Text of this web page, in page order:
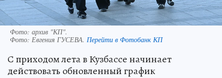
Фото: архив "КП".
Фото: Евгения ГУСЕВА. Перейти в Фотобанк КП
С приходом лета в Кузбассе начинает
действовать обновленный график